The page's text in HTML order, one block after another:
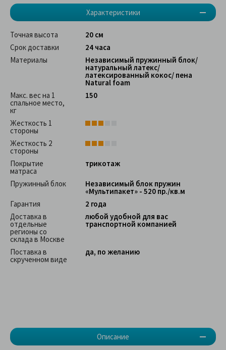
Характеристики
Описание
Точная высота
20 см
Срок доставки
24 часа
Материалы
Независимый пружинный блок/
натуральный латекс/
латексированный кокос/ пена
Natural foam
Макс. вес на 1
спальное место,
кг
150
Жесткость 1
стороны
Жесткость 2
стороны
Покрытие
матраса
трикотаж
Пружинный блок Независимый блок пружин
«Мультипакет» - 520 пр./кв.м
Гарантия
2 года
Доставка в
отдельные
регионы со
склада в Москве
любой удобной для вас
транспортной компанией
Поставка в
скрученном виде
да, по желанию